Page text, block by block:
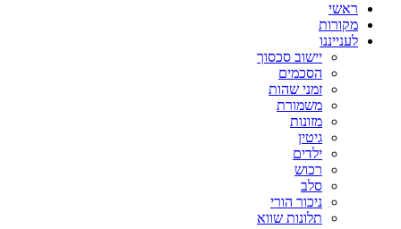
ראשי
מקורות
לענייננו
יישוב סכסוך
הסכמים
זמני שהות
משמורת
מזונות
גיטין
ילדים
רכוש
סלב
ניכור הורי
תלונות שווא